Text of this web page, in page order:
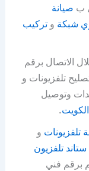
ب صيانة
شبكة وتركيب
الاتصال برقم
تلفزيونات و
وتوصيل
.
تلفزيونات و
ستاند تلفزيون
برقم فني